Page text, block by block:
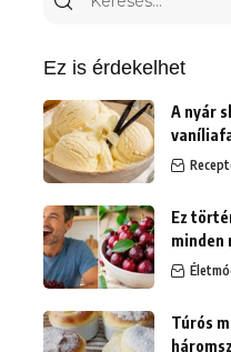
Ez is érdekelhet
A nyár
Ez
minden
Túrós